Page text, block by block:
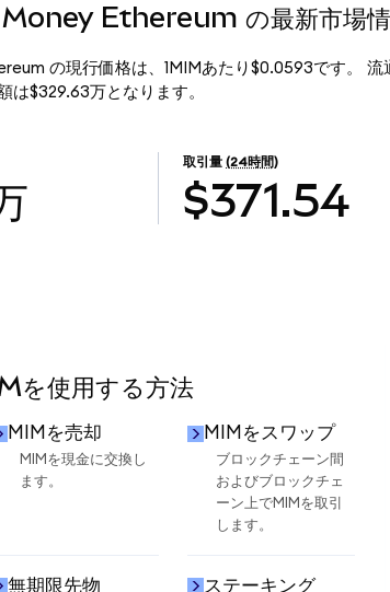
Ethereum の最新市場
の現行価格は、1MIMあたり$0.0593です。
は$329.63万となります。
取引量 (24時間)
$371.54
使用する方法
MIMを売却
MIMを現金に交換し
ます。
MIMをスワップ
ブロックチェーン間
およびブロックチェ
ーン上でMIMを取引
します。
無期限先物 ステーキング